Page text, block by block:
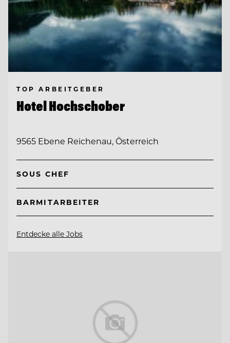
TOP ARBEITGEBER
Hotel Hochschober
9565 Ebene Reichenau, Österreich
SOUS CHEF
BARMITARBEITER
Entdecke alle Jobs